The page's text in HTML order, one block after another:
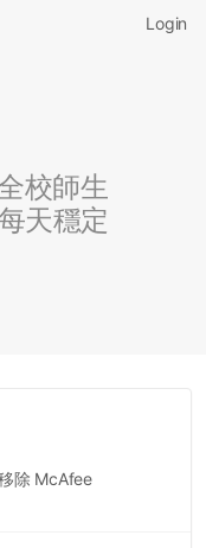
Login
校師生
天穩定
除 McAfee